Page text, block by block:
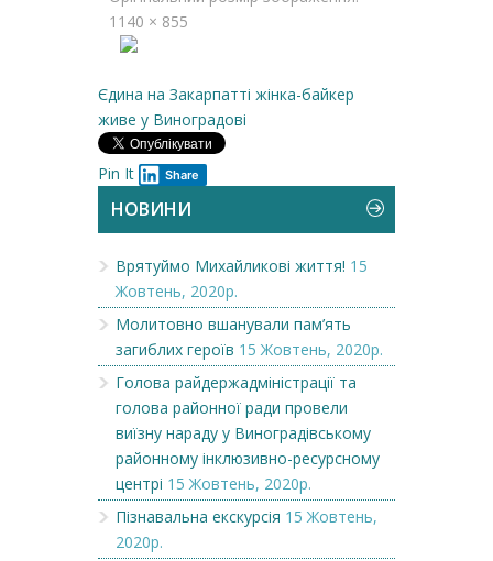
1140 × 855
Єдина на Закарпатті жінка-байкер
живе у Виноградові
Pin It Share
НОВИНИ
Врятуймо Михайликові життя! 15
Жовтень, 2020р.
Молитовно вшанували пам’ять
загиблих героїв 15 Жовтень, 2020р.
Голова райдержадміністрації та
голова районної ради провели
виїзну нараду у Виноградівському
районному інклюзивно-ресурсному
центрі 15 Жовтень, 2020р.
Пізнавальна екскурсія 15 Жовтень,
2020р.